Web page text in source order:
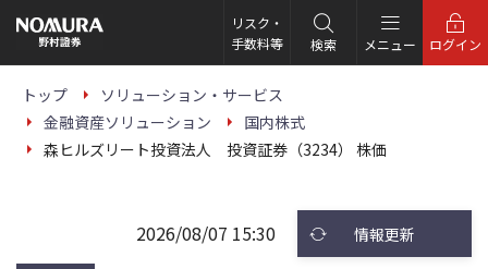
の
ー
リスク・
手数料等
検索 メニュー ログイン
トップ
ソリューション・サービス
金融資産ソリューション
国内株式
森ヒルズリート投資法人 投資証券（3234） 株価
2026/08/07 15:30 情報更新